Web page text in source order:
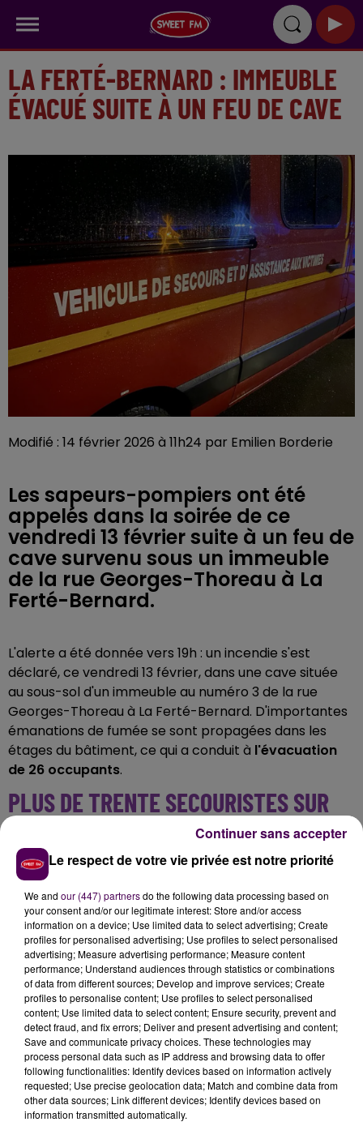
LA FERTÉ-BERNARD : IMMEUBLE
ÉVACUÉ SUITE À UN FEU DE CAVE
Modifié : 14 février 2026 à 11h24 par Emilien Borderie
Les sapeurs-pompiers ont été
appelés dans la soirée de ce
vendredi 13 février suite à un feu de
cave survenu sous un immeuble
de la rue Georges-Thoreau à La
Ferté-Bernard.
L'alerte a été donnée vers 19h : un incendie s'est
déclaré, ce vendredi 13 février, dans une cave située
au sous-sol d'un immeuble au numéro 3 de la rue
Georges-Thoreau à La Ferté-Bernard. D'importantes
émanations de fumée se sont propagées dans les
étages du bâtiment, ce qui a conduit à l'évacuation
de 26 occupants.
PLUS DE TRENTE SECOURISTES SUR
Dans son bilan, le Service départemental d'incendie et
de secours de la Sarthe fait état de
"légers": les victimes ont été évacuées au centre
hospitalier du Mans. L'intervention aura mobilisé
jusqu'à 32 sapeurs-pompiers et dix engins,
appartenant aux casernes de La Ferté-Bernard,
Savigné-l'Evêque, Tuffé et Ceton.
Le respect de votre vie privée est notre priorité
We and our (447) partnersdo the following data processing based on
your consent and/or our legitimate interest: Store and/or access
information on a device; Use limited data to select advertising; Create
profiles for personalised advertising; Use profiles to select personalised
advertising; Measure advertising performance; Measure content
performance; Understand audiences through statistics or combinations
of data from different sources; Develop and improve services; Create
profiles to personalise content; Use profiles to select personalised
content; Use limited data to select content; Ensure security, prevent and
detect fraud, and fix errors; Deliver and present advertising and content;
Save and communicate privacy choices. These technologies may
process personal data such as IP address and browsing data to offer
following functionalities: Identify devices based on information actively
requested; Use precise geolocation data; Match and combine data from
other data sources; Link different devices; Identify devices based on
information transmitted automatically.
Continuer sans accepter